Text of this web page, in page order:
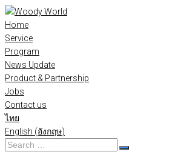
Skip
to
content
Home
Service
Program
News Update
Product & Partnership
Jobs
Contact us
ไทย
English (อังกฤษ)
Search